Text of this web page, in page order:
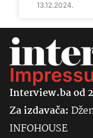
13.12.2024.
Interview.ba od
Za izdavača:
INFOHOUSE